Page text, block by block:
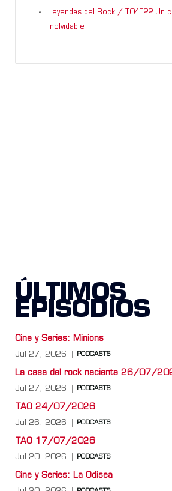
Leyendas del Rock / T04E22 Un
inolvidable
ÚLTIMOS
EPISODIOS
Cine y Series: Minions
Jul 27, 2026 PODCASTS
La casa del rock naciente 26/07/
Jul 27, 2026 PODCASTS
TAO 24/07/2026
Jul 26, 2026 PODCASTS
TAO 17/07/2026
Jul 20, 2026 PODCASTS
Cine y Series: La Odisea